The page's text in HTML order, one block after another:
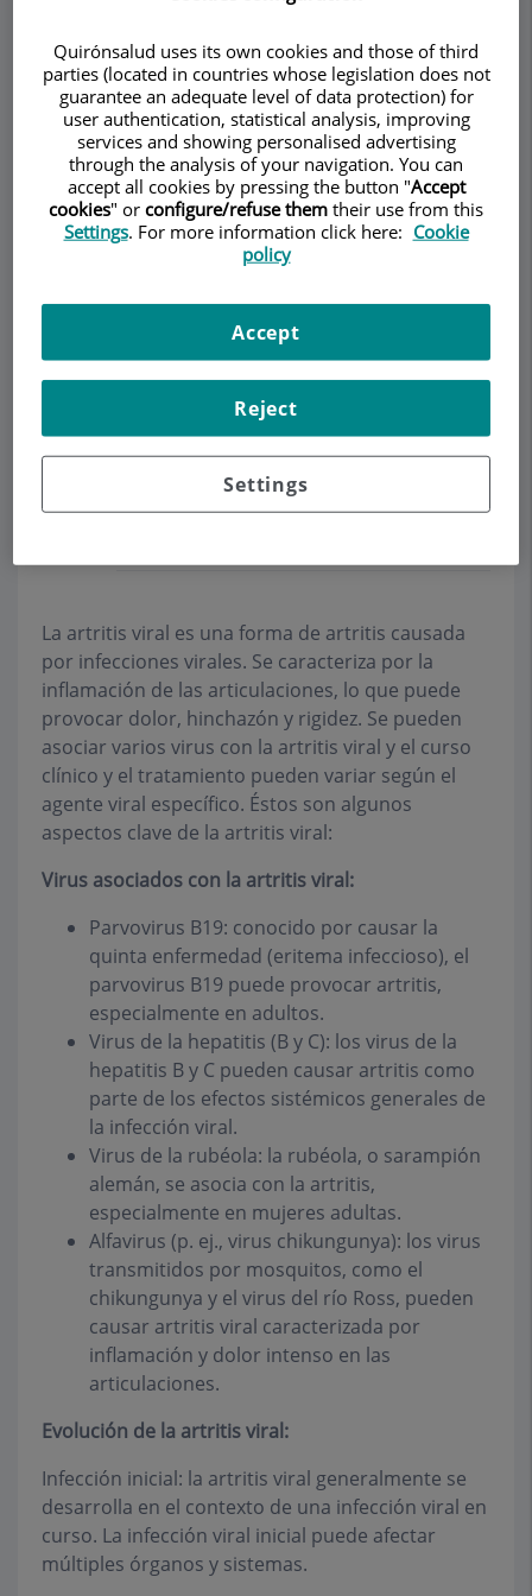
DescripciónServiciosEquipoContactoDatos de interés
Pedir cita
¿Qué es la artritis viral?
¿Qué virus pueden
causarlo? ¿Cómo suele
evolucionar? ¿Cuál es el
La artritis viral es una forma de artritis causada
por infecciones virales. Se caracteriza por la
inflamación de las articulaciones, lo que puede
provocar dolor, hinchazón y rigidez. Se pueden
asociar varios virus con la artritis viral y el curso
clínico y el tratamiento pueden variar según el
agente viral específico. Éstos son algunos
aspectos clave de la artritis viral:
Virus asociados con la artritis viral:
Parvovirus B19: conocido por causar la
quinta enfermedad (eritema infeccioso), el
parvovirus B19 puede provocar artritis,
especialmente en adultos.
Virus de la hepatitis (B y C): los virus de la
hepatitis B y C pueden causar artritis como
parte de los efectos sistémicos generales de
la infección viral.
Virus de la rubéola: la rubéola, o sarampión
alemán, se asocia con la artritis,
especialmente en mujeres adultas.
Alfavirus (p. ej., virus chikungunya): los virus
transmitidos por mosquitos, como el
chikungunya y el virus del río Ross, pueden
causar artritis viral caracterizada por
inflamación y dolor intenso en las
articulaciones.
Evolución de la artritis viral:
Infección inicial: la artritis viral generalmente se
desarrolla en el contexto de una infección viral en
curso. La infección viral inicial puede afectar
múltiples órganos y sistemas.
Quirónsalud uses its own cookies and those of third
parties (located in countries whose legislation does not
guarantee an adequate level of data protection) for
user authentication, statistical analysis, improving
services and showing personalised advertising
through the analysis of your navigation. You can
accept all cookies by pressing the button "Accept
cookies" or configure/refuse them their use from this
Settings. For more information click here: Cookie
policy
Settings
Reject
Accept